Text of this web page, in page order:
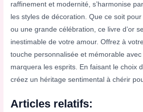
raffinement et modernité, s’harmonise
les styles de décoration. Que ce soit
ou une grande célébration, ce livre d’or
inestimable de votre amour. Offrez à
touche personnalisée et mémorable
marquera les esprits. En faisant le choix
créez un héritage sentimental à chérir
Articles relatifs: